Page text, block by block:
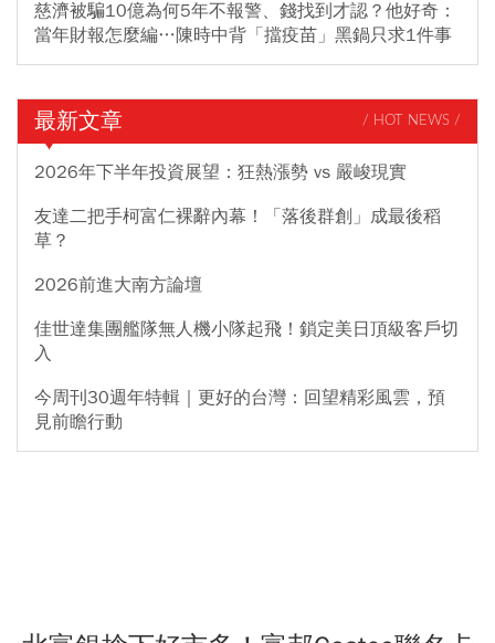
慈濟被騙10億為何5年不報警、錢找到才認？他好奇：
當年財報怎麼編…陳時中背「擋疫苗」黑鍋只求1件事
最新文章 / HOT NEWS /
2026年下半年投資展望：狂熱漲勢 vs 嚴峻現實
友達二把手柯富仁裸辭內幕！「落後群創」成最後稻
草？
2026前進大南方論壇
佳世達集團艦隊無人機小隊起飛！鎖定美日頂級客戶切
入
今周刊30週年特輯｜更好的台灣：回望精彩風雲，預
見前瞻行動